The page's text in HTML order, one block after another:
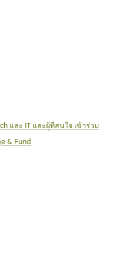
และ IT และผู้ที่สนใจ เข้าร่วม
& Fund